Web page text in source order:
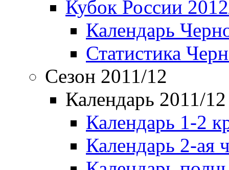
Кубок России
Календарь
Статистика
Сезон 2011/12
Календарь 2011/12
Календарь 1-2
Календарь 2-ая